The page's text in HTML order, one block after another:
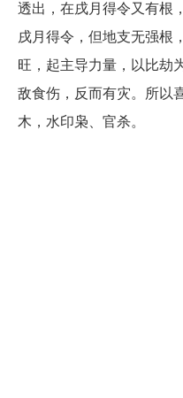
透出，在戌月得令又有根
戌月得令，但地支无强根
旺，起主导力量，以比劫
敌食伤，反而有灾。所以
木，水印枭、官杀。